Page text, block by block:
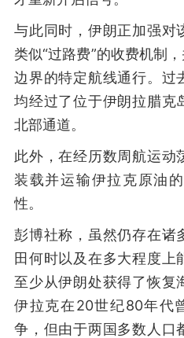
与此同时，伊朗正加强对
类似“过路费”的收费机制
边界的特定航线通行。过
均经过了位于伊朗拉腊克
北部通道。
此外，在经历数周航运动
装载并运输伊拉克原油
性。
彭博社称，虽然仍存在诸
田何时以及在多大程度上
至少从伊朗处获得了恢复
伊拉克在20世纪80年代
争，但由于两国多数人口